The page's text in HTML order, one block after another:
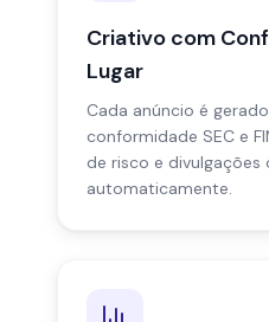
Criativo com
Lugar
Cada anúncio é
conformidade SEC e
de risco e divulgações
automaticamente.